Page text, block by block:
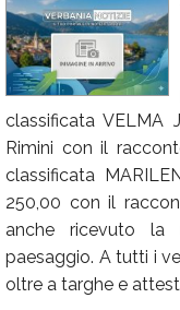
Calendario
Annunci
classificata VELMA
Rimini con il
classificata
250,00 con il
anche ricevuto la
paesaggio. A tutti i
oltre a targhe e